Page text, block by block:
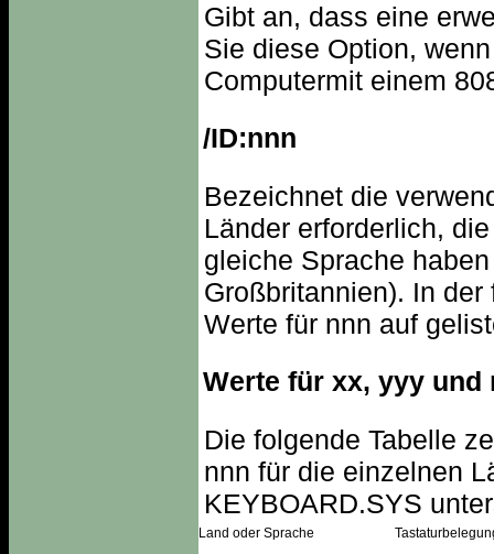
Gibt an, dass eine
Sie diese Option,
Computermit einem
/ID:nnn
Bezeichnet die
Länder erforderlich,
gleiche Sprache
Großbritannien). In
Werte für nnn auf
Werte für xx, yyy und
Die folgende Tabelle
nnn für die einzelnen
KEYBOARD.SYS
Land oder Sprache